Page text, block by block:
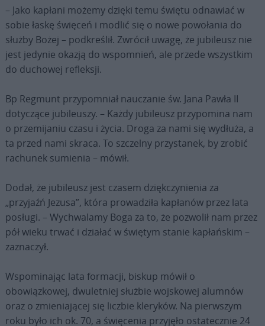
– Jako kapłani możemy dzięki temu świętu odnawiać w
sobie łaskę święceń i modlić się o nowe powołania do
służby Bożej – podkreślił. Zwrócił uwagę, że jubileusz nie
jest jedynie okazją do wspomnień, ale przede wszystkim
do duchowej refleksji.
Bp Regmunt przypomniał nauczanie św. Jana Pawła II
dotyczące jubileuszy. – Każdy jubileusz przypomina nam
o przemijaniu czasu i życia. Droga za nami się wydłuża, a
ta przed nami skraca. To szczelny przystanek, by zrobić
rachunek sumienia – mówił.
Dodał, że jubileusz jest czasem dziękczynienia za
„przyjaźń Jezusa”, która prowadziła kapłanów przez lata
posługi. – Wychwalamy Boga za to, że pozwolił nam przez
pół wieku trwać i działać w świętym stanie kapłańskim –
zaznaczył.
Wspominając lata formacji, biskup mówił o
obowiązkowej, dwuletniej służbie wojskowej alumnów
oraz o zmieniającej się liczbie kleryków. Na pierwszym
roku było ich ok. 70, a święcenia przyjęło ostatecznie 24